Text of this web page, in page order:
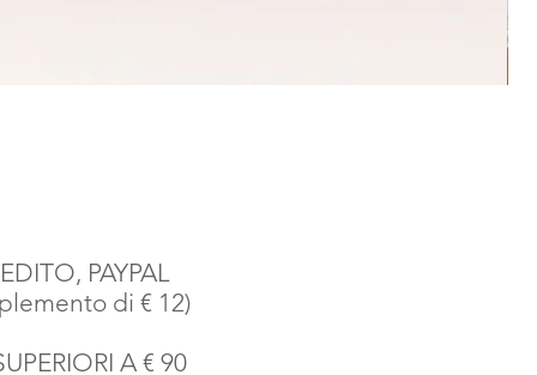
PAYPAL
di € 12)
A € 90